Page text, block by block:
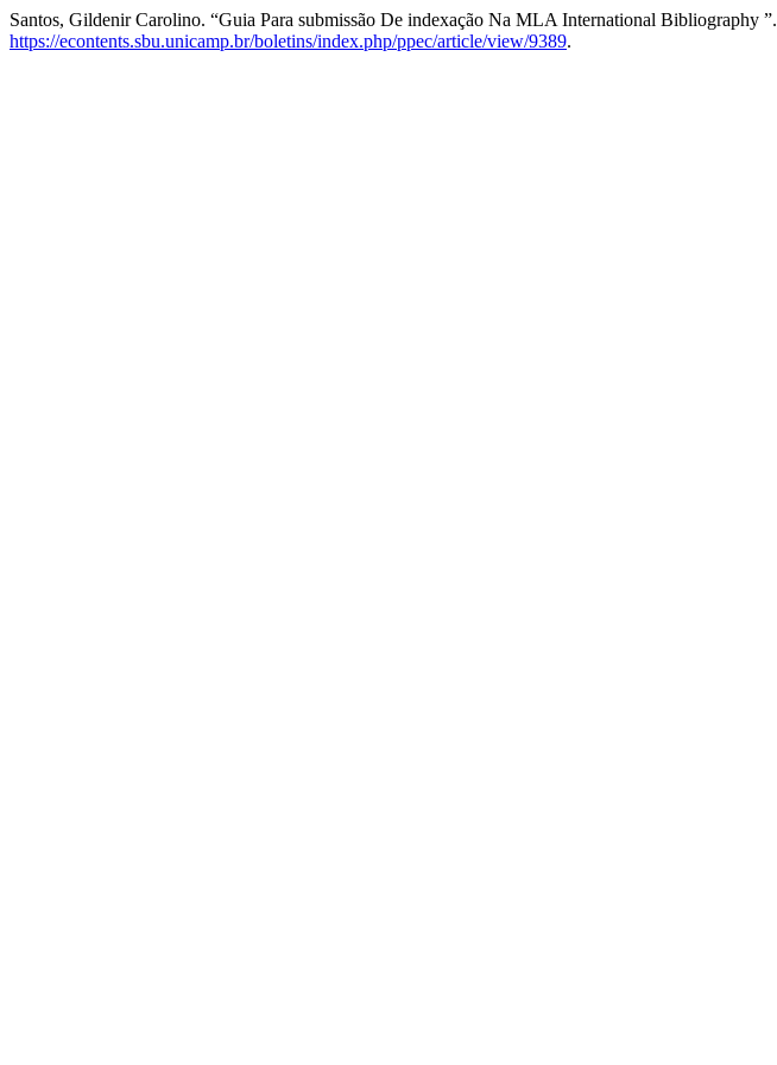
Santos, Gildenir Carolino. “Guia Para submissão De indexação Na MLA International Bibliography ”.
https://econtents.sbu.unicamp.br/boletins/index.php/ppec/article/view/9389.